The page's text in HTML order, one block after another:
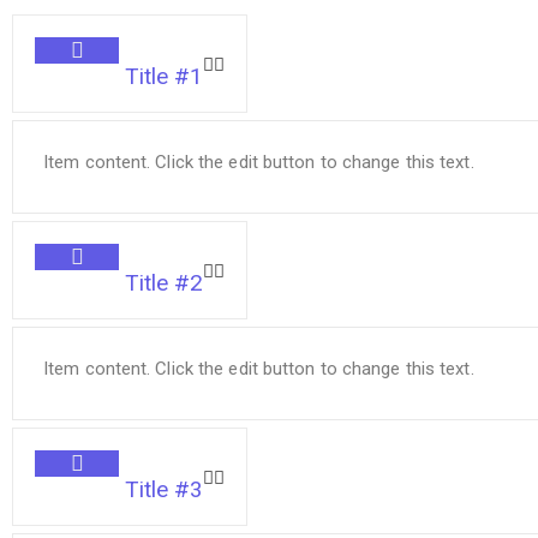
Title #1
Item content. Click the edit button to change this text.
Title #2
Item content. Click the edit button to change this text.
Title #3